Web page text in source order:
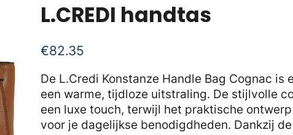
L.CREDI handtas
€82.35
De L.Credi Konstanze Handle Bag Cognac is
een warme, tijdloze uitstraling. De stijlvolle
een luxe touch, terwijl het praktische
voor je dagelijkse benodigdheden. Dankzij